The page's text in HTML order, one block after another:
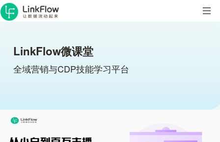
LinkFlow微课堂
全域营销与CDP技能学习平台